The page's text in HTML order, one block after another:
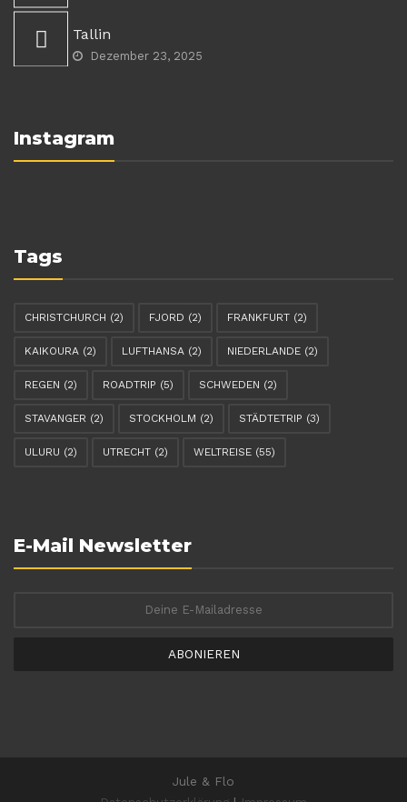
Tallin
Dezember 23, 2025
Instagram
Tags
CHRISTCHURCH (2) FJORD (2) FRANKFURT (2)
KAIKOURA (2) LUFTHANSA (2) NIEDERLANDE (2)
REGEN (2) ROADTRIP (5) SCHWEDEN (2)
STAVANGER (2) STOCKHOLM (2) STÄDTETRIP (3)
ULURU (2) UTRECHT (2) WELTREISE (55)
E-Mail Newsletter
ABONIEREN
Jule & Flo